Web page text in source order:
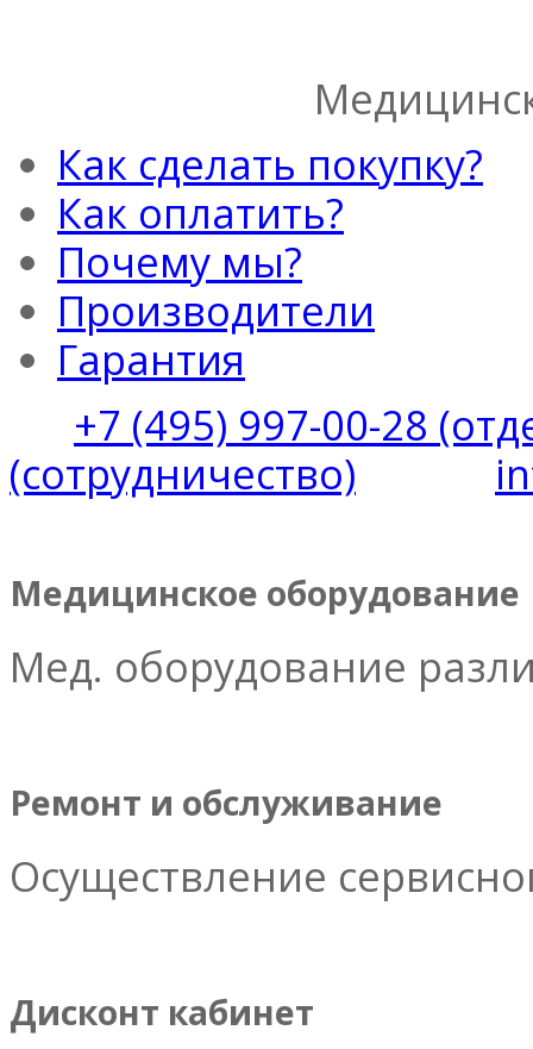
Как сделать покупку?
Как оплатить?
Почему мы?
Производители
Гарантия
+7 (495) 997-00-28
(сотрудничество)
Медицинское оборудование
Мед. оборудование
Ремонт и обслуживание
Осуществление
Дисконт кабинет